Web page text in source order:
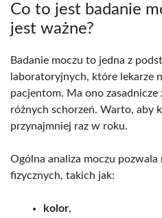
Co to jest badanie
jest ważne?
Badanie moczu to jedna z
laboratoryjnych, które lekarze
pacjentom. Ma ono
różnych schorzeń. Warto, aby
przynajmniej raz w roku.
Ogólna analiza moczu
fizycznych, takich jak:
kolor,